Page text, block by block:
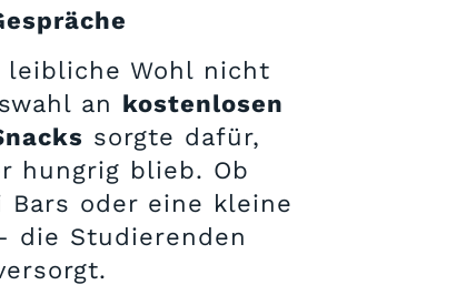
Wohl nicht
an kostenlosen
sorgte dafür,
hungrig blieb. Ob
oder eine kleine
die Studierenden